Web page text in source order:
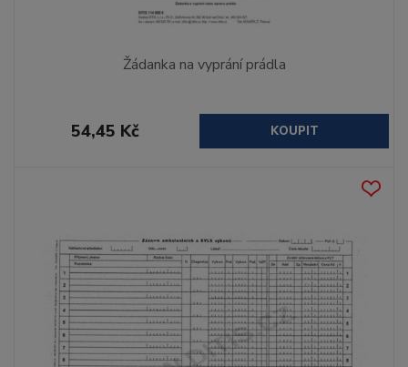
Žádanka na vyprání prádla
54,45 Kč KOUPIT